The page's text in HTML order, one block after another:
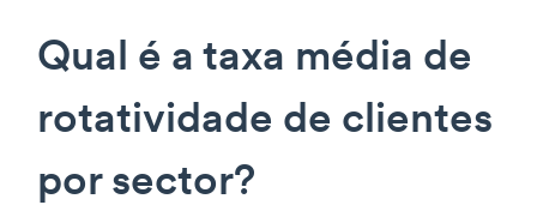
Qual é a taxa média de
rotatividade de clientes
por sector?